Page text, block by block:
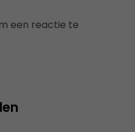
een reactie te